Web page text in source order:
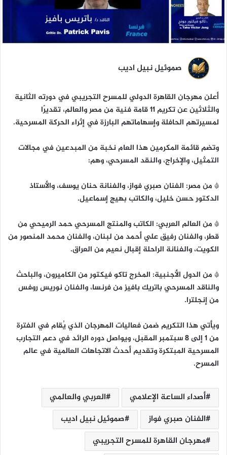
ا
صموئيل نبيل اديب
أعلن مهرجان القاهرة الدولي للمسرح التجريبي في دورته الثانية
والثلاثين عن تكريم 11 قامة فنية من مصر والعالم، تقديرًا
لمسيرتهم الحافلة وإسهاماتهم البارزة في إثراء الحركة المسرحية.
وتضم قائمة المكرمين هذا العام نخبة من المبدعين في مجالات
التمثيل، والإخراج، والنقد المسرحي، وهم:
* من مصر: الفنان صبري فواز، والفنانة حنان يوسف، والأستاذ
الدكتور حسن خليل، والكاتب بهيج إسماعيل.
* من العالم العربي: الكاتب والمنتج المسرحي حمد الرميحي من
قطر، والفنان رفيق علي أحمد من لبنان، والفنان محمد المنصور من
الكويت، والفنانة الراحلة إقبال نعيم من العراق.
* من الدول الأجنبية: المخرج تاكو فيكتور من الكاميرون، والباحث
والناقد المسرحي باتريك بافيز من فرنسا، والفنان نوريس روفس
من إنجلترا.
ويأتي هذا التكريم ضمن فعاليات المهرجان الذي يُقام في الفترة
من 1 إلى 8 سبتمبر المقبل، ويواصل دوره الرائد في دعم التجارب
المسرحية المبتكرة وتقديم أحدث الاتجاهات العالمية في عالم
المسرح.
أصداء الساعة الإعلامي
العربي والعالمي
الفنان صبري فواز
صموئيل نبيل اديب
مهرجان القاهرة للمسرح التجريبي